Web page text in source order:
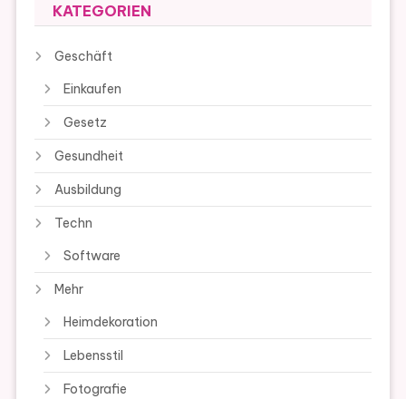
KATEGORIEN
Geschäft
Einkaufen
Gesetz
Gesundheit
Ausbildung
Techn
Software
Mehr
Heimdekoration
Lebensstil
Fotografie